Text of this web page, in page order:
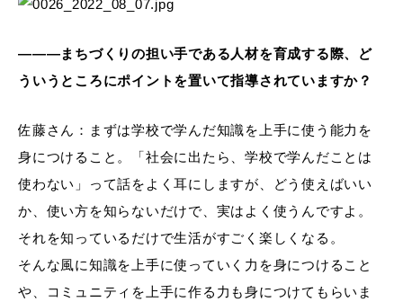
―――まちづくりの担い手である人材を育成する際、ど
ういうところにポイントを置いて指導されていますか？
佐藤さん：まずは学校で学んだ知識を上手に使う能力を
身につけること。「社会に出たら、学校で学んだことは
使わない」って話をよく耳にしますが、どう使えばいい
か、使い方を知らないだけで、実はよく使うんですよ。
それを知っているだけで生活がすごく楽しくなる。
そんな風に知識を上手に使っていく力を身につけること
や、コミュニティを上手に作る力も身につけてもらいま